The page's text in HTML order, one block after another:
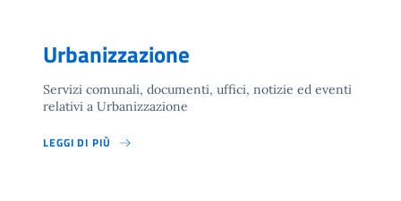
Urbanizzazione
Servizi comunali, documenti, uffici, notizie ed eventi
relativi a Urbanizzazione
LEGGI DI PIÙ